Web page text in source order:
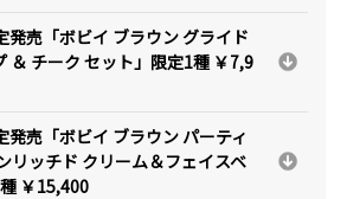
発売「ボビイ ブラウン グライド
＆ チーク セット」限定1種 ￥7,9
発売「ボビイ ブラウン パーティ
リッチド クリーム＆フェイスベ
￥15,400